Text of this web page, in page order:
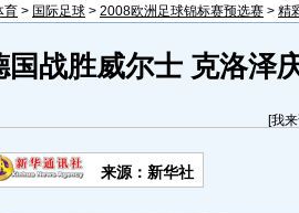
育 > 国际足球 > 2008欧洲足球锦标赛预选赛 > 精
国战胜威尔士 克洛泽
[我
来源：新华社